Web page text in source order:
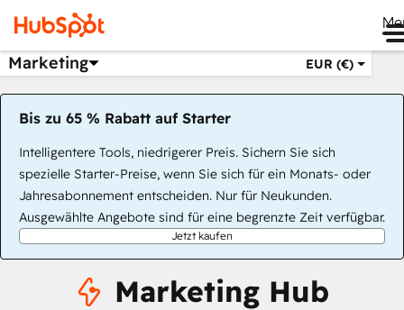
Marketing EUR (€)
Bis zu 65 % Rabatt auf Starter
Intelligentere Tools, niedrigerer Preis. Sichern Sie sich
spezielle Starter-Preise, wenn Sie sich für ein Monats- oder
Jahresabonnement entscheiden. Nur für Neukunden.
Ausgewählte Angebote sind für eine begrenzte Zeit verfügbar.
Jetzt kaufen
Marketing Hub